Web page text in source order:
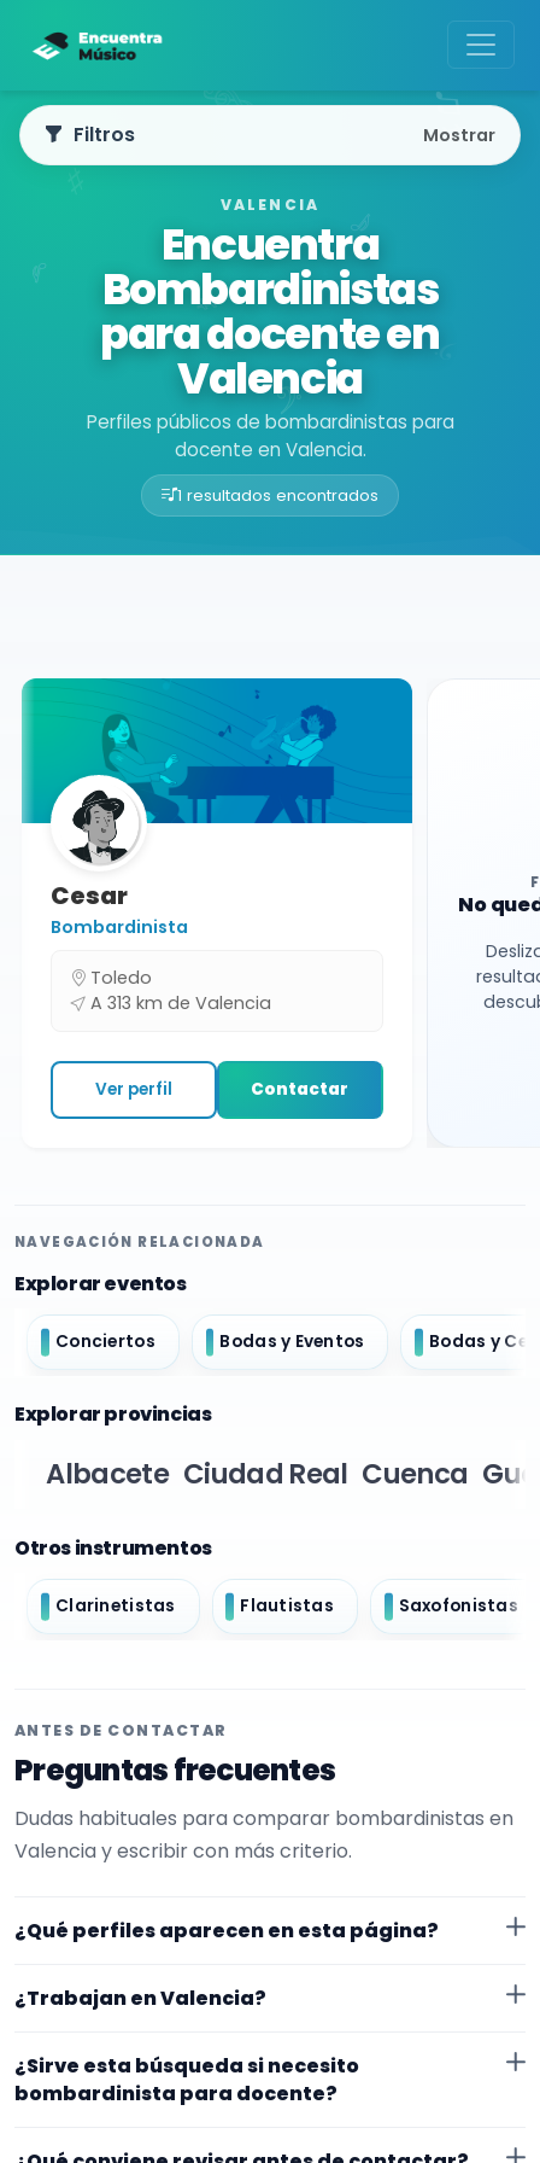
VALENCIA
Encuentra
Bombardinistas
para docente en
Valencia
Perfiles públicos de bombardinistas para
docente en Valencia.
1 resultados encontrados
Buscador de músicos
Filtros Mostrar
Cesar
Bombardinista
Toledo
A 313 km de Valencia
Ver perfil Contactar
No
NAVEGACIÓN RELACIONADA
Explorar eventos
Conciertos Bodas y Eventos Bodas y
Explorar provincias
Albacete Ciudad Real Cuenca
Otros instrumentos
Clarinetistas Flautistas Saxofonistas
ANTES DE CONTACTAR
Preguntas frecuentes
Dudas habituales para comparar bombardinistas en
Valencia y escribir con más criterio.
¿Qué perfiles aparecen en esta página?
en EncuentraMúsico. La selección está filtrada por
experiencia o disponibilidad para docente. Además, la
página se centra en perfiles que trabajan en
¿Trabajan en Valencia?
en Valencia. Aun así, conviene confirmar lugar exacto,
cerrar nada.
¿Sirve esta búsqueda si necesito
bombardinista para docente?